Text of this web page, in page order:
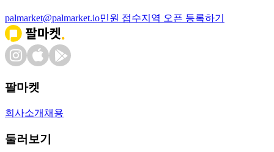
palmarket@palmarket.io민원 접수지역 오픈 등록하기
팔마켓
회사소개 채용
둘러보기